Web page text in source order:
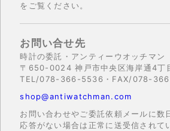
をご覧ください。
お問い合せ先
時計の委託・アンティーウオッチマン
〒650-0024 神戸市中央区海岸通4丁
TEL/078-366-5536・FAX/078-
shop@antiwatchman.com
お問い合わせやご委託依頼メールに数
応答がない場合は正常に送受信されて